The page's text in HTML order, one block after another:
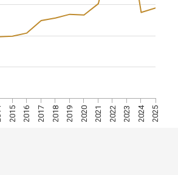
2015 2016 2017 2018 2019 2020 2021 2022 2023 2024 2025